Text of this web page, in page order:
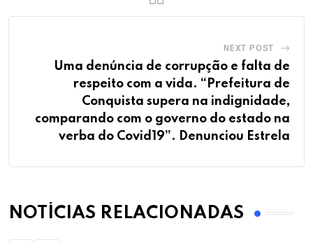
NEXT POST
Uma denúncia de corrupção e falta de
respeito com a vida. “Prefeitura de
Conquista supera na indignidade,
comparando com o governo do estado na
verba do Covid19”. Denunciou Estrela
NOTÍCIAS RELACIONADAS